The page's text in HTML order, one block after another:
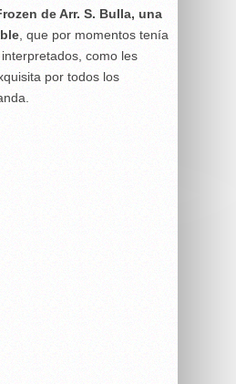
de Arr. S. Bulla, una
, que por momentos tenía
como les
por todos los